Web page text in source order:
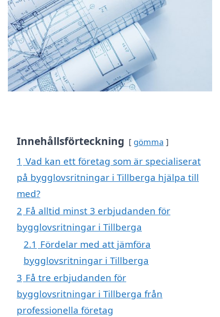
Innehållsförteckning gömma
1 Vad kan ett företag som är specialiserat
på bygglovsritningar i Tillberga hjälpa till
med?
2 Få alltid minst 3 erbjudanden för
bygglovsritningar i Tillberga
2.1 Fördelar med att jämföra
bygglovsritningar i Tillberga
3 Få tre erbjudanden för
bygglovsritningar i Tillberga från
professionella företag